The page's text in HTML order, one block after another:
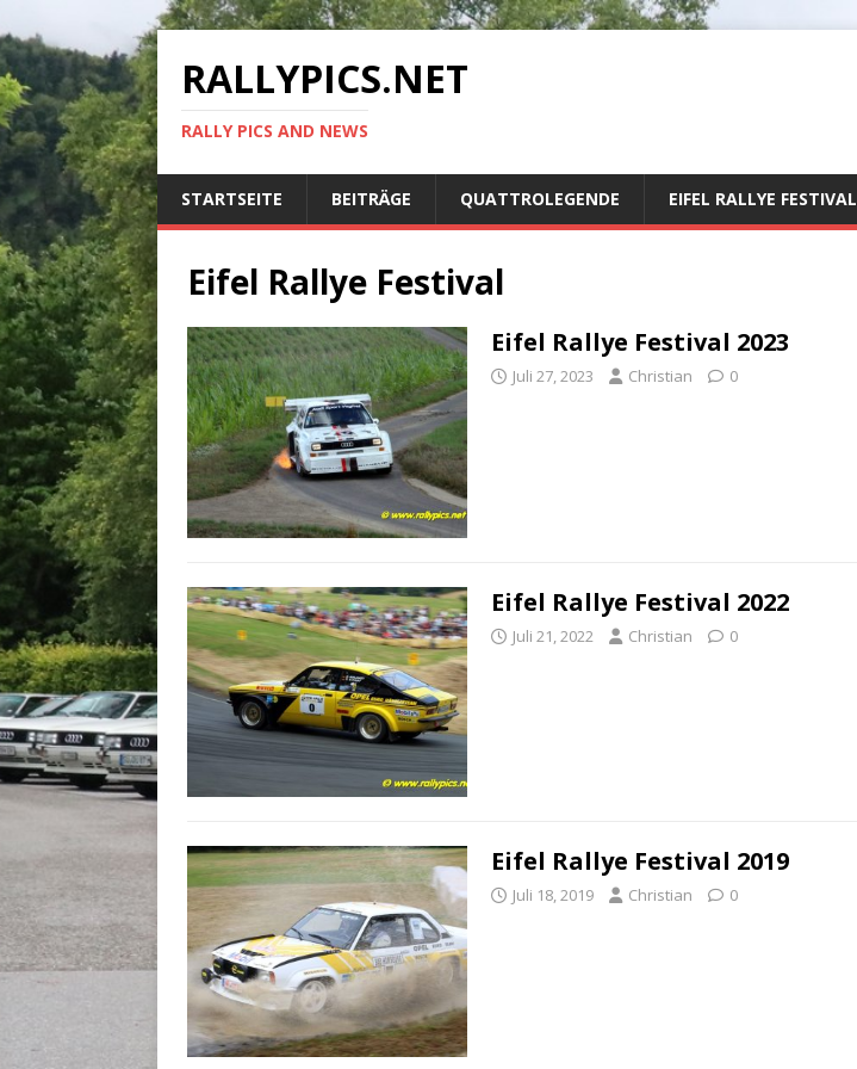
RALLYPICS.NET
RALLY PICS AND NEWS
STARTSEITE BEITRÄGE QUATTROLEGENDE EIFEL RALLYE FESTIVAL
Eifel Rallye Festival
Eifel Rallye Festival 2023
Juli 27, 2023 Christian 0
Eifel Rallye Festival 2022
Juli 21, 2022 Christian 0
Eifel Rallye Festival 2019
Juli 18, 2019 Christian 0